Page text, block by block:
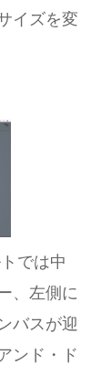
イズを変
では中
、左側に
バスが迎
ンド・ド